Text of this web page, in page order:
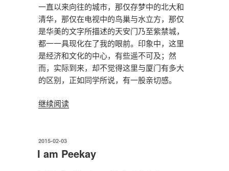
一直以来向往的城市，那仅存梦中的北大和
清华，那仅在电视中的鸟巢与水立方，那仅
是华美的文字所描述的天安门乃至紫禁城，
都一一具现化在了我的眼前。印象中，这里
是经济和文化的中心，有些遥不可及；然
而，实际到来，却不觉得这里与厦门有多大
的区别，正如同学所说，有一股亲切感。
继续阅读“标
文
发
布
于
2015-02-03
I am Peekay